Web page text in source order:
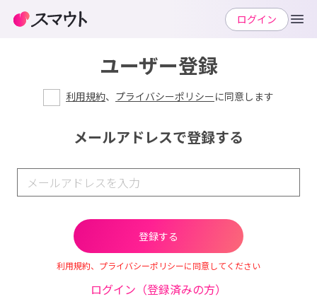
ユーザー登録
利用規約、 プライバシーポリシーに同意します
メールアドレスで登録する
利用規約、プライバシーポリシーに同意してください
ログイン（登録済みの方）
ログイン